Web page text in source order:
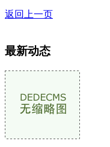
返回上一页
最新动态